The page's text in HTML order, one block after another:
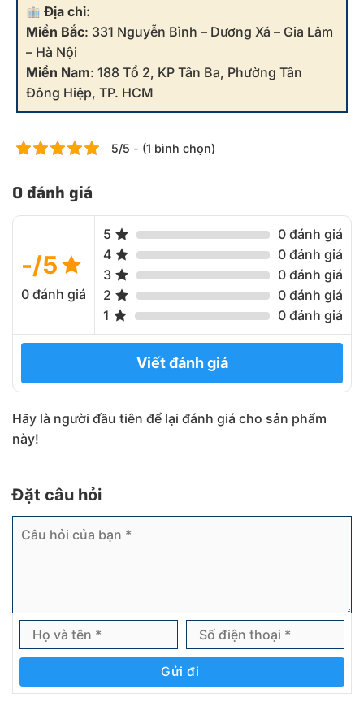
Địa chỉ:
Miền Bắc: 331 Nguyễn Bình – Dương Xá – Gia Lâm
– Hà Nội
Miền Nam: 188 Tổ 2, KP Tân Ba, Phường Tân
Đông Hiệp, TP. HCM
5/5 - (1 bình chọn)
0 đánh giá
-/5
0 đánh giá
5
0 đánh giá
4
0 đánh giá
3
0 đánh giá
2
0 đánh giá
1
0 đánh giá
Viết đánh giá
Hãy là người đầu tiên để lại đánh giá cho sản phẩm
này!
Đặt câu hỏi
Gửi đi